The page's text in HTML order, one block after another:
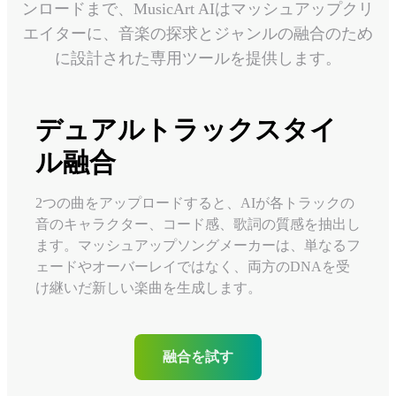
ンロードまで、MusicArt AIはマッシュアップクリ
エイターに、音楽の探求とジャンルの融合のため
に設計された専用ツールを提供します。
デュアルトラックスタイ
ル融合
2つの曲をアップロードすると、AIが各トラックの
音のキャラクター、コード感、歌詞の質感を抽出し
ます。マッシュアップソングメーカーは、単なるフ
ェードやオーバーレイではなく、両方のDNAを受
け継いだ新しい楽曲を生成します。
融合を試す